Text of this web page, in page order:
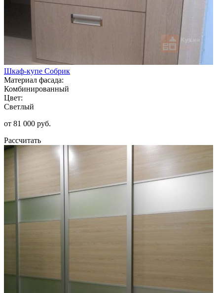
Шкаф-купе Собрик
Материал фасада:
Комбинированный
Цвет:
Светлый
от 81 000 руб.
Рассчитать